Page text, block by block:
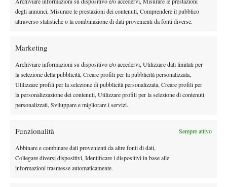
degli annunci, Misurare le prestazioni dei contenuti, Comprendere il pubblico
attraverso statistiche o la combinazione di dati provenienti da fonti diverse.
Marketing
Archiviare informazioni su dispositivo e/o accedervi, Utilizzare dati limitati per
la selezione della pubblicità, Creare profili per la pubblicità personalizzata,
Utilizzare profili per la selezione di pubblicità personalizzata, Creare profili per
la personalizzazione dei contenuti, Utilizzare profili per la selezione di contenuti
personalizzati, Sviluppare e migliorare i servizi.
Funzionalità Sempre attivo
Abbinare e combinare dati provenienti da altre fonti di dati,
Collegare diversi dispositivi, Identificare i dispositivi in base alle
informazioni trasmesse automaticamente.
rimasto intatto. “Sono sorpreso di come sta andando – ha detto -,
non mi aspettavo di giocare già così bene. In due settimane ho
Prima delle semifinali del singolare, in giornata è stato assegnato
anche il titolo del doppio, finito nelle mani della coppia francese
Jankovits-Roy. In finale i due ‘galletti’ hanno infranto il sogno
dei torinesi Alberto Bagarello ed Ettore Capello, bravi a far
partita pari per oltre un’ora e mezza ma beffati con due tie-break
finale, alle 17 l’inizio del match Bega-Escoffier con ingresso
Facebook “Gonetta Go”.
RISULTATI